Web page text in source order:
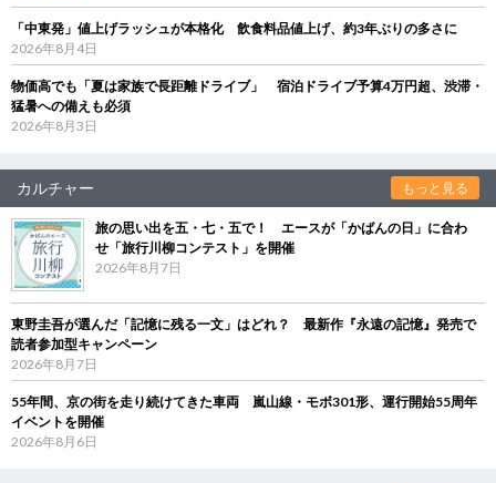
「中東発」値上げラッシュが本格化 飲食料品値上げ、約3年ぶりの多さに
2026年8月4日
物価高でも「夏は家族で長距離ドライブ」 宿泊ドライブ予算4万円超、渋滞・
猛暑への備えも必須
2026年8月3日
カルチャー もっと見る
旅の思い出を五・七・五で！ エースが「かばんの日」に合わ
せ「旅行川柳コンテスト」を開催
2026年8月7日
東野圭吾が選んだ「記憶に残る一文」はどれ？ 最新作『永遠の記憶』発売で
読者参加型キャンペーン
2026年8月7日
55年間、京の街を走り続けてきた車両 嵐山線・モボ301形、運行開始55周年
イベントを開催
2026年8月6日